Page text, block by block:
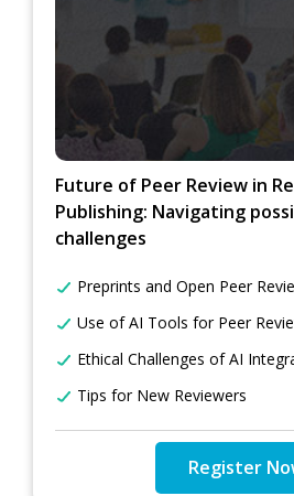
Future of Peer Review in
Publishing: Navigating
challenges
Preprints and Open Peer
Use of AI Tools for Peer
Ethical Challenges of AI
Tips for New Reviewers
Register